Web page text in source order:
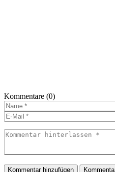
Kommentare (0)
Kommentar hinzufügen